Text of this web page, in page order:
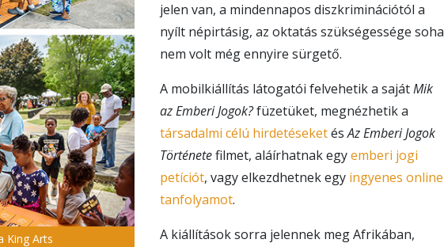
King Arts
jelen van, a mindennapos diszkriminációtól a
nyílt népirtásig, az oktatás szükségessége soha
nem volt még ennyire sürgető.
A mobilkiállítás látogatói felvehetik a sajátMik
az Emberi Jogok?füzetüket, megnézhetik a
társadalmi célú hirdetéseketésAz Emberi Jogok
Történetefilmet, aláírhatnak egyemberi jogi
petíciót, vagy elkezdhetnek egy ingyenes online
tanfolyamot.
A kiállítások sorra jelennek meg Afrikában,